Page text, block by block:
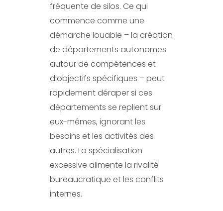
fréquente de silos. Ce qui
commence comme une
démarche louable – la création
de départements autonomes
autour de compétences et
d’objectifs spécifiques – peut
rapidement déraper si ces
départements se replient sur
eux-mêmes, ignorant les
besoins et les activités des
autres. La spécialisation
excessive alimente la rivalité
bureaucratique et les conflits
internes.